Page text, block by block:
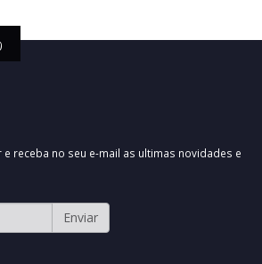
receba no seu e-mail as ultimas novidades e
Enviar